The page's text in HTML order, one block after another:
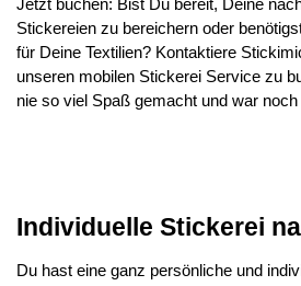
Jetzt buchen: Bist Du bereit, Deine
Stickereien zu bereichern oder
für Deine Textilien? Kontaktiere
unseren mobilen Stickerei Service zu
nie so viel Spaß gemacht und war
Individuelle Stickerei
Du hast eine ganz persönliche und